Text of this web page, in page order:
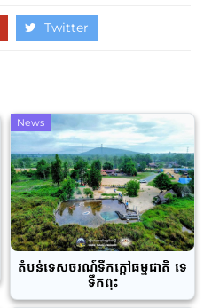
Twitter
News
តំបន់ទេសចរណ៍ទឹកក្តៅធម្មជាតិ ទេ
ទឹកពុះ